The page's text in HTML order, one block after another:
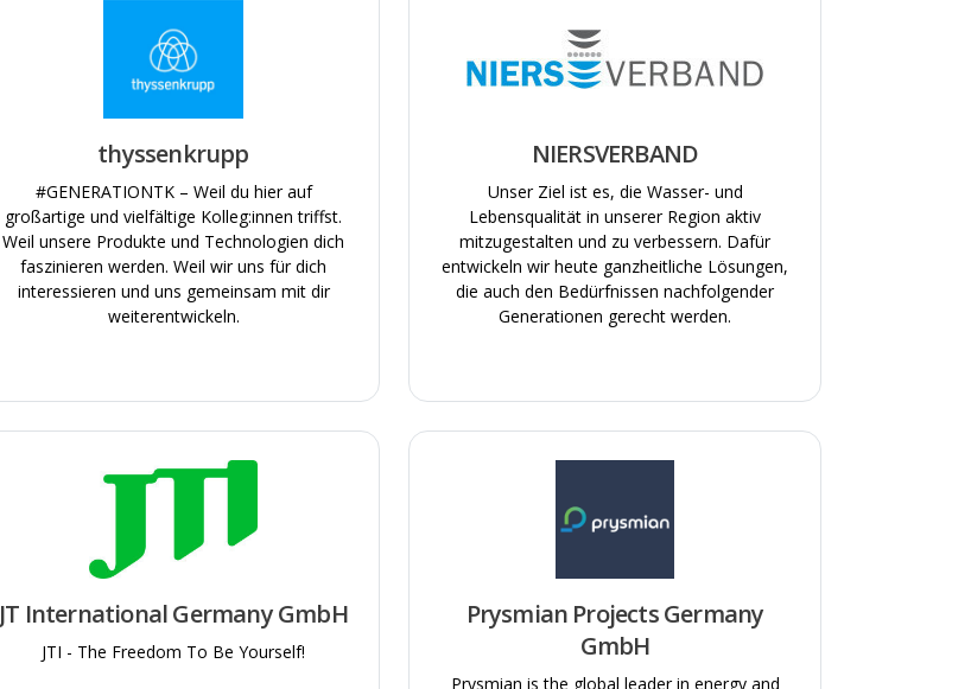
thyssenkrupp
#GENERATIONTK – Weil du hier auf
großartige und vielfältige Kolleg:innen triffst.
Weil unsere Produkte und Technologien dich
faszinieren werden. Weil wir uns für dich
interessieren und uns gemeinsam mit dir
weiterentwickeln.
NIERSVERBAND
Unser Ziel ist es, die Wasser- und
Lebensqualität in unserer Region aktiv
mitzugestalten und zu verbessern. Dafür
entwickeln wir heute ganzheitliche Lösungen,
die auch den Bedürfnissen nachfolgender
Generationen gerecht werden.
JT International Germany GmbH
JTI - The Freedom To Be Yourself!
Prysmian Projects Germany
GmbH
Prysmian is the global leader in energy and